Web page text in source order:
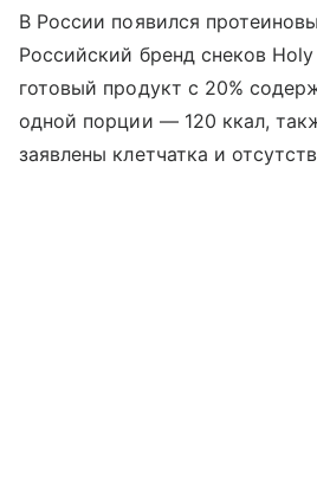
В России появился
Российский бренд снеков
готовый продукт с 20%
одной порции — 120 ккал,
заявлены клетчатка и